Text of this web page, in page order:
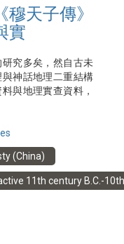
天子傳》
實
究多矣，然自古未
神話地理二重結構
與地理實查資料，
之部的地理，本研
針對神話空間，則
反映的歷史地理脈
觀以及交通地理背
本研究進一步探討
、資料依據、作者
度爭議的奇書帶來
(China)
11th century B.C.-